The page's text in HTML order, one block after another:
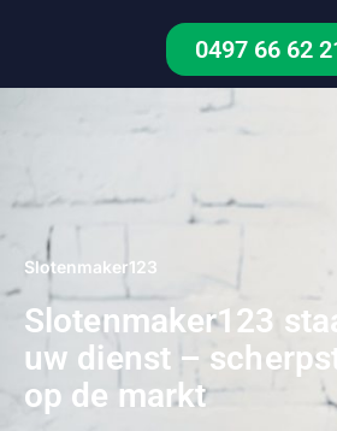
0497 66 62
Slotenmaker123
Slotenmaker123
uw dienst –
op de markt